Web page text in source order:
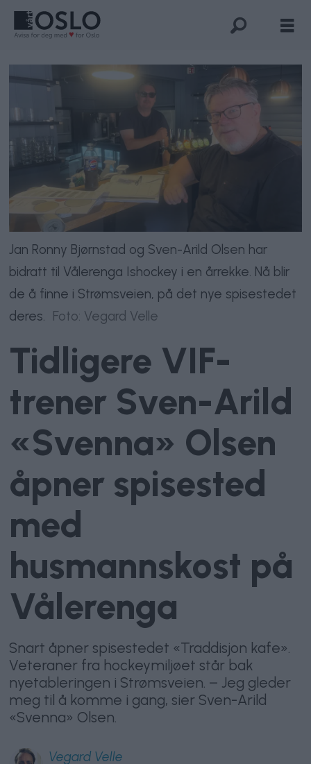
Jan Ronny Bjørnstad og Sven-Arild Olsen har
bidratt til Vålerenga Ishockey i en årrekke. Nå blir
de å finne i Strømsveien, på det nye spisestedet
deres. Foto: Vegard Velle
Tidligere VIF-
trener Sven-Arild
«Svenna» Olsen
åpner spisested
med
husmannskost på
Vålerenga
Snart åpner spisestedet «Traddisjon kafe».
Veteraner fra hockeymiljøet står bak
nyetableringen i Strømsveien. – Jeg gleder
meg til å komme i gang, sier Sven-Arild
«Svenna» Olsen.
Vegard Velle